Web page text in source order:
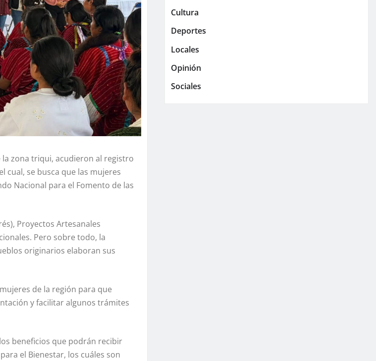
la zona triqui, acudieron al registro
cual, se busca que las mujeres
Nacional para el Fomento de las
Proyectos Artesanales
Pero sobre todo, la
originarios elaboran sus
de la región para que
y facilitar algunos trámites
beneficios que podrán recibir
el Bienestar, los cuáles son
Cultura
Deportes
Locales
Opinión
Sociales